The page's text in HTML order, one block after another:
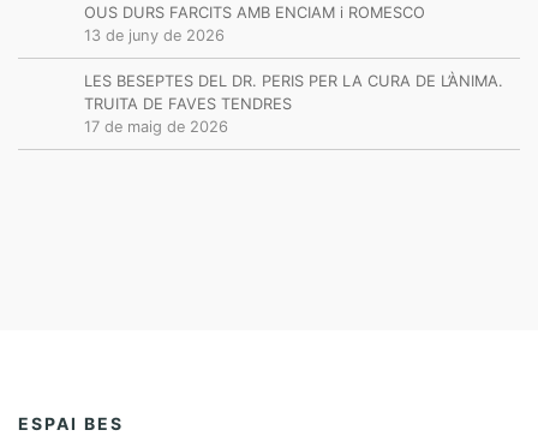
OUS DURS FARCITS AMB ENCIAM i ROMESCO
13 de juny de 2026
LES BESEPTES DEL DR. PERIS PER LA CURA DE L’ÀNIMA.
TRUITA DE FAVES TENDRES
17 de maig de 2026
ESPAI BES